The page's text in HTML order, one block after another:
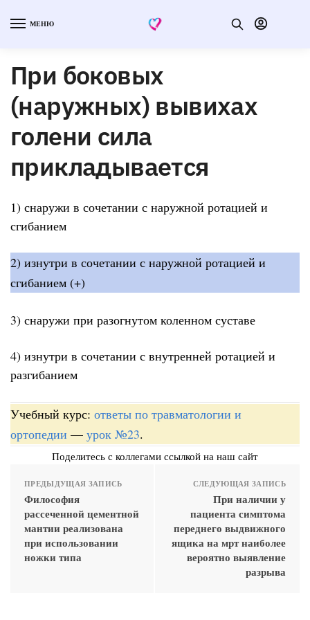
МЕНЮ
При боковых
(наружных) вывихах
голени сила
прикладывается
1) снаружи в сочетании с наружной ротацией и
сгибанием
2) изнутри в сочетании с наружной ротацией и
сгибанием (+)
3) снаружи при разогнутом коленном суставе
4) изнутри в сочетании с внутренней ротацией и
разгибанием
Учебный курс: ответы по травматологии и
ортопедии — урок №23.
Поделитесь с коллегами ссылкой на наш сайт
ПРЕДЫДУЩАЯ ЗАПИСЬ
Философия
рассеченной цементной
мантии реализована
при использовании
ножки типа
СЛЕДУЮЩАЯ ЗАПИСЬ
При наличии у
пациента симптома
переднего выдвижного
ящика на мрт наиболее
вероятно выявление
разрыва